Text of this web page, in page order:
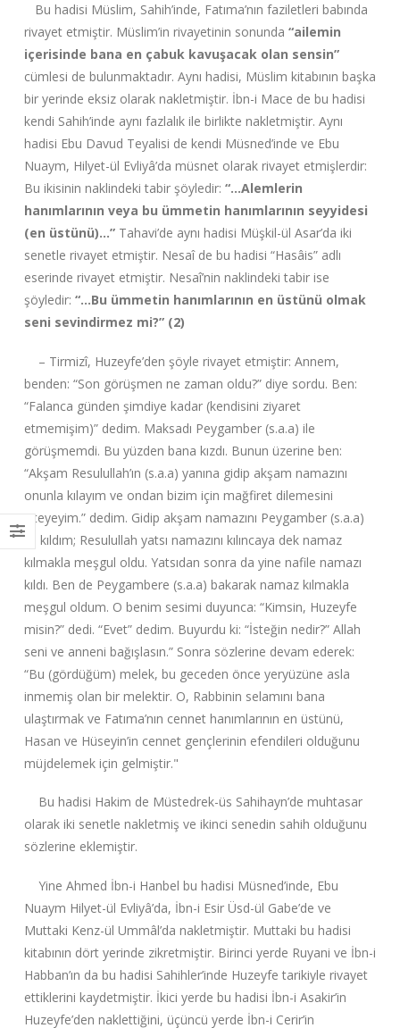
Bu hadisi Müslim, Sahih’inde, Fatıma’nın faziletleri babında
rivayet etmiştir. Müslim’in rivayetinin sonunda “ailemin
içerisinde bana en çabuk kavuşacak olan sensin”
cümlesi de bulunmaktadır. Aynı hadisi, Müslim kitabının başka
bir yerinde eksiz olarak nakletmiştir. İbn-i Mace de bu hadisi
kendi Sahih’inde aynı fazlalık ile birlikte nakletmiştir. Aynı
hadisi Ebu Davud Teyalisi de kendi Müsned’inde ve Ebu
Nuaym, Hilyet-ül Evliyâ’da müsnet olarak rivayet etmişlerdir:
Bu ikisinin naklindeki tabir şöyledir: “…Alemlerin
hanımlarının veya bu ümmetin hanımlarının seyyidesi
(en üstünü)…” Tahavi’de aynı hadisi Müşkil-ül Asar’da iki
senetle rivayet etmiştir. Nesaî de bu hadisi “Hasâis” adlı
eserinde rivayet etmiştir. Nesaî’nin naklindeki tabir ise
şöyledir: “…Bu ümmetin hanımlarının en üstünü olmak
seni sevindirmez mi?” (2)
– Tirmizî, Huzeyfe’den şöyle rivayet etmiştir: Annem,
benden: “Son görüşmen ne zaman oldu?” diye sordu. Ben:
“Falanca günden şimdiye kadar (kendisini ziyaret
etmemişim)” dedim. Maksadı Peygamber (s.a.a) ile
görüşmemdi. Bu yüzden bana kızdı. Bunun üzerine ben:
“Akşam Resulullah’ın (s.a.a) yanına gidip akşam namazını
onunla kılayım ve ondan bizim için mağfiret dilemesini
isteyeyim.” dedim. Gidip akşam namazını Peygamber (s.a.a)
ile kıldım; Resulullah yatsı namazını kılıncaya dek namaz
kılmakla meşgul oldu. Yatsıdan sonra da yine nafile namazı
kıldı. Ben de Peygambere (s.a.a) bakarak namaz kılmakla
meşgul oldum. O benim sesimi duyunca: “Kimsin, Huzeyfe
misin?” dedi. “Evet” dedim. Buyurdu ki: “İsteğin nedir?” Allah
seni ve anneni bağışlasın.” Sonra sözlerine devam ederek:
“Bu (gördüğüm) melek, bu geceden önce yeryüzüne asla
inmemiş olan bir melektir. O, Rabbinin selamını bana
ulaştırmak ve Fatıma’nın cennet hanımlarının en üstünü,
Hasan ve Hüseyin’in cennet gençlerinin efendileri olduğunu
müjdelemek için gelmiştir."
Bu hadisi Hakim de Müstedrek-üs Sahihayn’de muhtasar
olarak iki senetle nakletmiş ve ikinci senedin sahih olduğunu
sözlerine eklemiştir.
Yine Ahmed İbn-i Hanbel bu hadisi Müsned’inde, Ebu
Nuaym Hilyet-ül Evliyâ’da, İbn-i Esir Üsd-ül Gabe’de ve
Muttaki Kenz-ül Ummâl’da nakletmiştir. Muttaki bu hadisi
kitabının dört yerinde zikretmiştir. Birinci yerde Ruyani ve İbn-i
Habban’ın da bu hadisi Sahihler’inde Huzeyfe tarikiyle rivayet
ettiklerini kaydetmiştir. İkici yerde bu hadisi İbn-i Asakir’in
Huzeyfe’den naklettiğini, üçüncü yerde İbn-i Cerir’in